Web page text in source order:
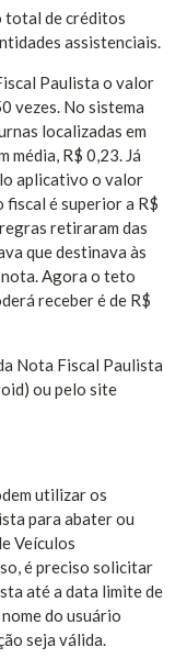
total de créditos
assistenciais.
Paulista o valor
vezes. No sistema
localizadas em
média, R$ 0,23. Já
aplicativo o valor
fiscal é superior a R$
retiraram das
que destinava às
nota. Agora o teto
receber é de R$
Nota Fiscal Paulista
ou pelo site
utilizar os
para abater ou
Veículos
é preciso solicitar
até a data limite de
do usuário
seja válida.